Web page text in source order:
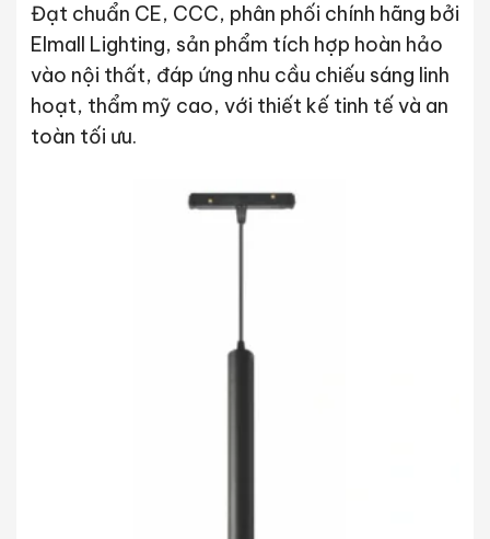
Đạt chuẩn CE, CCC, phân phối chính hãng bởi
Elmall Lighting, sản phẩm tích hợp hoàn hảo
vào nội thất, đáp ứng nhu cầu chiếu sáng linh
hoạt, thẩm mỹ cao, với thiết kế tinh tế và an
toàn tối ưu.